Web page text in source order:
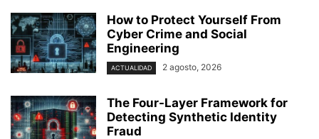
How to Protect Yourself From
Cyber Crime and Social
Engineering
ACTUALIDAD 2 agosto, 2026
The Four-Layer Framework for
Detecting Synthetic Identity
Fraud